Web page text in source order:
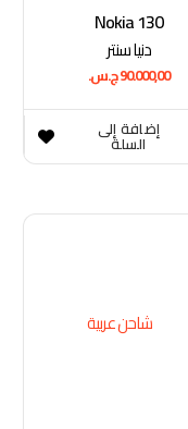
Nokia 130
دنيا سنتر
90.000,00ج.س.
إضافة إلى
السلة